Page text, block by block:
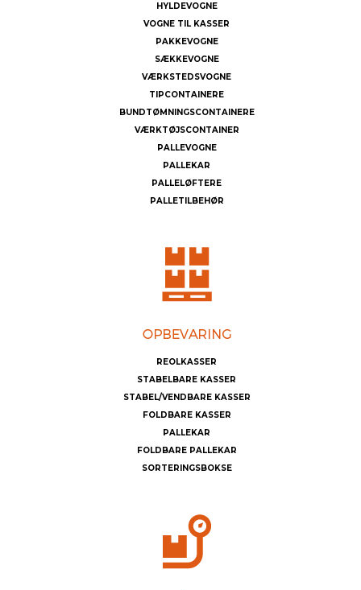
HYLDEVOGNE
VOGNE TIL KASSER
PAKKEVOGNE
SÆKKEVOGNE
VÆRKSTEDSVOGNE
TIPCONTAINERE
BUNDTØMNINGSCONTAINERE
VÆRKTØJSCONTAINER
PALLEVOGNE
PALLEKAR
PALLELØFTERE
PALLETILBEHØR
REOLKASSER
STABELBARE KASSER
STABEL/VENDBARE KASSER
FOLDBARE KASSER
PALLEKAR
FOLDBARE PALLEKAR
SORTERINGSBOKSE